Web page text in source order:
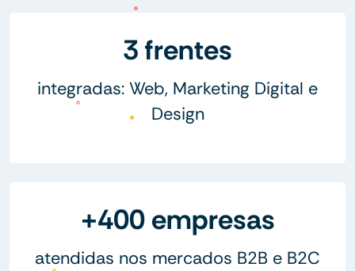
3 frentes
integradas: Web, Marketing Digital e
Design
+400 empresas
atendidas nos mercados B2B e B2C